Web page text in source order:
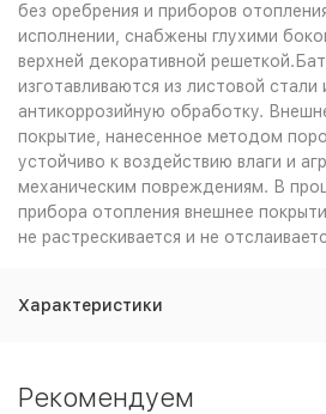
без оребрения и приборов
исполнении, снабжены глухими
верхней декоративной
изготавливаются из листовой стали
антикоррозийную обработку.
покрытие, нанесенное методом
устойчиво к воздействию влаги и
механическим повреждениям. В
прибора отопления внешнее
не растрескивается и не
Характеристики
Рекомендуем